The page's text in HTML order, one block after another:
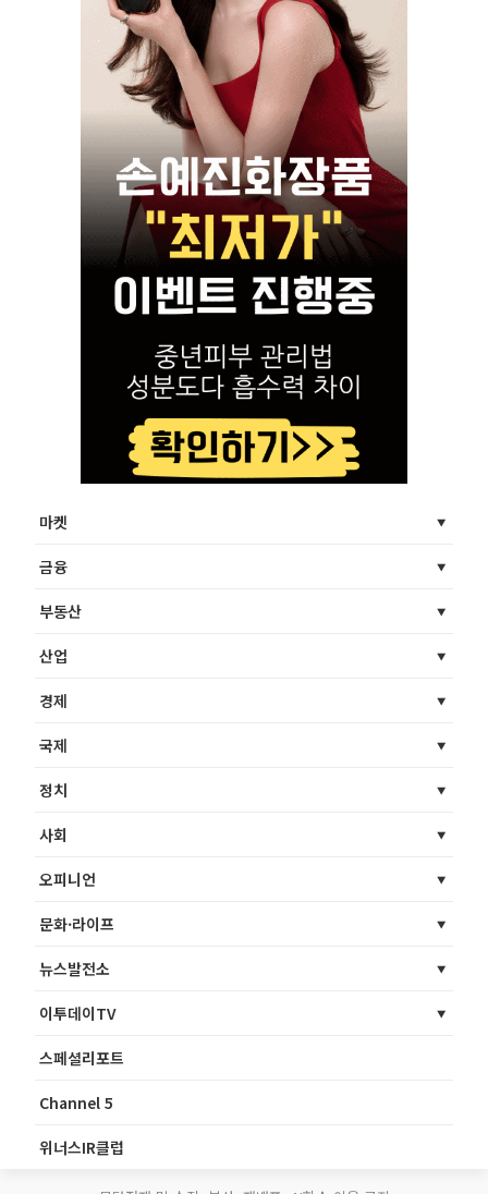
마켓
금융
부동산
산업
경제
국제
정치
사회
오피니언
문화·라이프
뉴스발전소
이투데이TV
스페셜리포트
Channel 5
위너스IR클럽